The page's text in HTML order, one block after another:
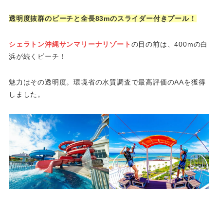
透明度抜群のビーチと全長83mのスライダー付きプール！
シェラトン沖縄サンマリーナリゾート の目の前は、400mの白
浜が続くビーチ！
魅力はその透明度。環境省の水質調査で最高評価のAAを獲得
しました。